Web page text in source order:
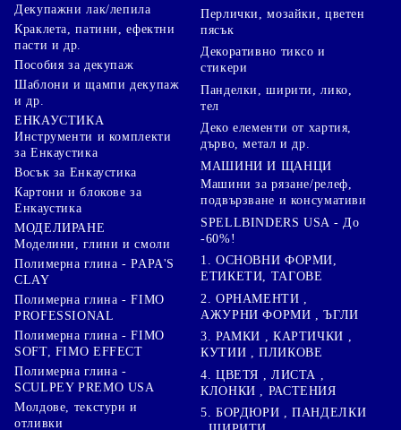
Декупажни лак/лепила
Краклета, патини, ефектни
пасти и др.
Пособия за декупаж
Шаблони и щампи декупаж
и др.
ЕНКАУСТИКА
Инструменти и комплекти
за Енкаустика
Восък за Енкаустика
Картони и блокове за
Енкаустика
МОДЕЛИРАНЕ
Моделини, глини и смоли
Полимерна глина - PAPA'S
CLAY
Полимерна глина - FIMO
PROFESSIONAL
Полимерна глина - FIMO
SOFT, FIMO EFFECT
Полимерна глина -
SCULPEY PREMO USA
Молдове, текстури и
отливки
Перлички, мозайки, цветен
пясък
Декоративно тиксо и
стикери
Панделки, ширити, лико,
тел
Деко елементи от хартия,
дърво, метал и др.
МАШИНИ И ЩАНЦИ
Машини за рязане/релеф,
подвързване и консумативи
SPELLBINDERS USA - До
-60%!
1. ОСНОВНИ ФОРМИ,
ЕТИКЕТИ, ТАГОВЕ
2. ОРНАМЕНТИ ,
АЖУРНИ ФОРМИ , ЪГЛИ
3. РАМКИ , КАРТИЧКИ ,
КУТИИ , ПЛИКОВЕ
4. ЦВЕТЯ , ЛИСТА ,
КЛОНКИ , РАСТЕНИЯ
5. БОРДЮРИ , ПАНДЕЛКИ